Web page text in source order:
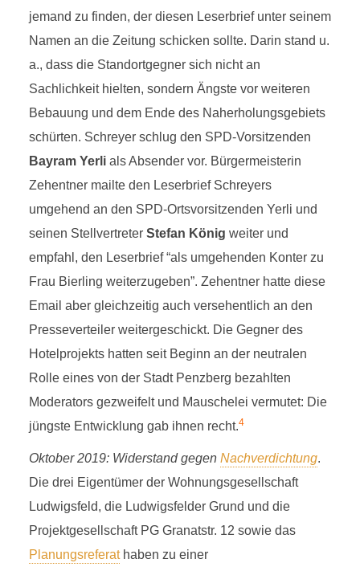
jemand zu finden, der diesen Leserbrief unter seinem
Namen an die Zeitung schicken sollte. Darin stand u.
a., dass die Standortgegner sich nicht an
Sachlichkeit hielten, sondern Ängste vor weiteren
Bebauung und dem Ende des Naherholungsgebiets
schürten. Schreyer schlug den SPD-Vorsitzenden
Bayram Yerlials Absender vor. Bürgermeisterin
Zehentner mailte den Leserbrief Schreyers
umgehend an den SPD-Ortsvorsitzenden Yerli und
seinen Stellvertreter Stefan König weiter und
empfahl, den Leserbrief “als umgehenden Konter zu
Frau Bierling weiterzugeben”. Zehentner hatte diese
Email aber gleichzeitig auch versehentlich an den
Presseverteiler weitergeschickt. Die Gegner des
Hotelprojekts hatten seit Beginn an der neutralen
Rolle eines von der Stadt Penzberg bezahlten
Moderators gezweifelt und Mauschelei vermutet: Die
jüngste Entwicklung gab ihnen recht.4
Oktober 2019: Widerstand gegen Nachverdichtung.
Die drei Eigentümer der Wohnungsgesellschaft
Ludwigsfeld, die Ludwigsfelder Grund und die
Projektgesellschaft PG Granatstr. 12 sowie das
Planungsreferathaben zu einer